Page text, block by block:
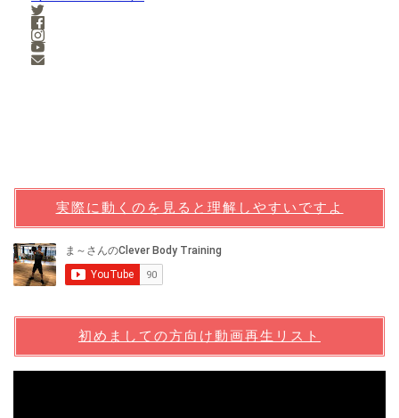
実際に動くのを見ると理解しやすいですよ
初めましての方向け動画再生リスト